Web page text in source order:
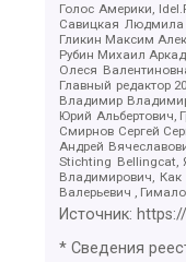
Голос Америки,
Савицкая Людмила
Гликин Максим
Рубин Михаил
Олеся
Главный редактор
Владимир
Юрий Альбертович,
Смирнов Сергей
Андрей
Stichting Bellingcat,
Владимирович, Как
Валерьевич ,
Источник:
* Сведения